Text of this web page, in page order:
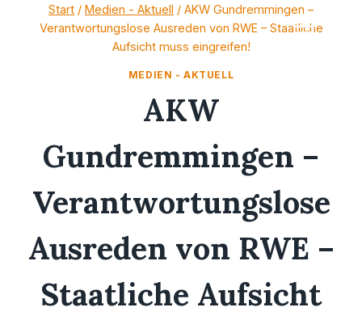
Start / Medien - Aktuell / AKW Gundremmingen –
Verantwortungslose Ausreden von RWE – Staatliche
Aufsicht muss eingreifen!
MEDIEN - AKTUELL
AKW
Gundremmingen –
Verantwortungslose
Ausreden von RWE –
Staatliche Aufsicht